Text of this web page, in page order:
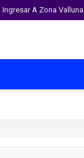
Ingresar A Zona Valluna